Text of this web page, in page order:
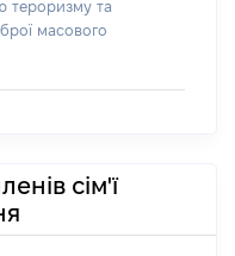
тероризму та
масового
сім'ї